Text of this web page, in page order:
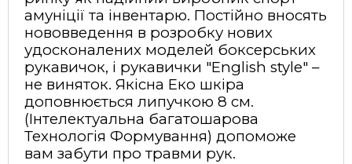
амуніції та інвентарю. Постійно вносять
нововведення в розробку нових
удосконалених моделей боксерських
рукавичок, і рукавички "English style" –
не виняток. Якісна Еко шкіра
доповнюється липучкою 8 см.
(Інтелектуальна багатошарова
Технологія Формування) допоможе
вам забути про травми рук.